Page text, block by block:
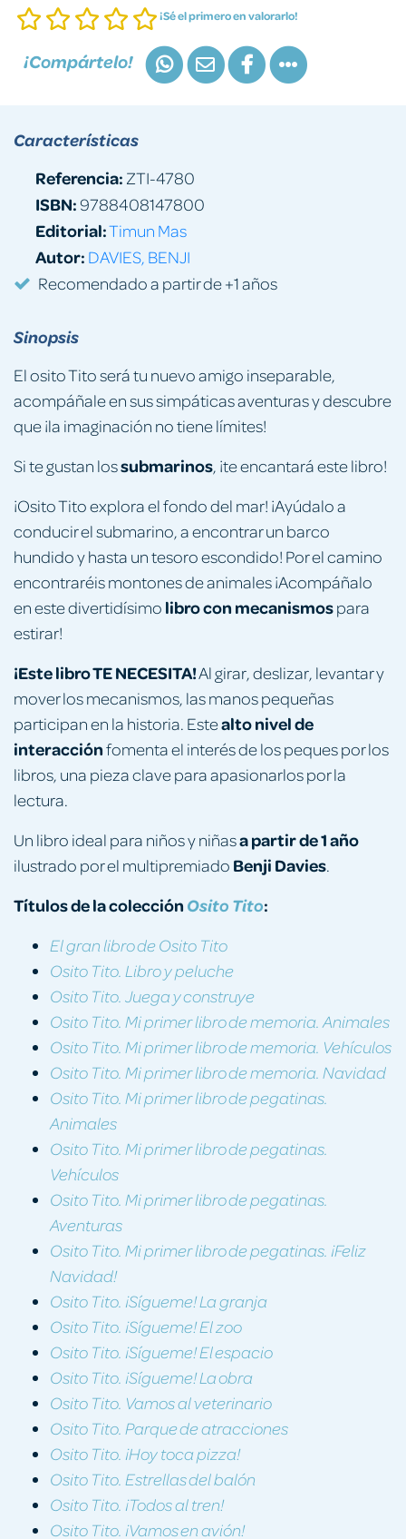
¡Sé el primero en valorarlo!
¡Compártelo!
Sinopsis
El osito Tito será tu nuevo amigo inseparable,
acompáñale en sus simpáticas aventuras y descubre
que ¡la imaginación no tiene límites!
Si te gustan lossubmarinos, ¡te encantará este libro!
¡Osito Tito explora el fondo del mar! ¡Ayúdalo a
conducir el submarino, a encontrar un barco
hundido y hasta un tesoro escondido! Por el camino
encontraréis montones de animales ¡Acompáñalo
en este divertidísimo libro con mecanismospara
estirar!
¡Este libro TE NECESITA!Al girar, deslizar, levantar y
mover los mecanismos, las manos pequeñas
participan en la historia. Estealto nivel de
interacciónfomenta el interés de los peques por los
libros, una pieza clave para apasionarlos por la
lectura.
Un libro ideal para niños y niñasa partir de 1 año
ilustrado por el multipremiado Benji Davies.
Títulos de la colección Osito Tito:
El gran libro de Osito Tito
Osito Tito. Libro y peluche
Osito Tito. Juega y construye
Osito Tito. Mi primer libro de memoria. Animales
Osito Tito. Mi primer libro de memoria. Vehículos
Osito Tito. Mi primer libro de memoria. Navidad
Osito Tito. Mi primer libro de pegatinas.
Animales
Osito Tito. Mi primer libro de pegatinas.
Vehículos
Osito Tito. Mi primer libro de pegatinas.
Aventuras
Osito Tito. Mi primer libro de pegatinas. ¡Feliz
Navidad!
Osito Tito. ¡Sígueme! La granja
Osito Tito. ¡Sígueme! El zoo
Osito Tito. ¡Sígueme! El espacio
Osito Tito. ¡Sígueme! La obra
Osito Tito. Vamos al veterinario
Osito Tito. Parque de atracciones
Osito Tito. ¡Hoy toca pizza!
Osito Tito. Estrellas del balón
Osito Tito. ¡Todos al tren!
Osito Tito. ¡Vamos en avión!
Características
Referencia: ZTI-4780
ISBN:9788408147800
Editorial:Timun Mas
Autor: DAVIES, BENJI
Recomendado a partir de +1 años